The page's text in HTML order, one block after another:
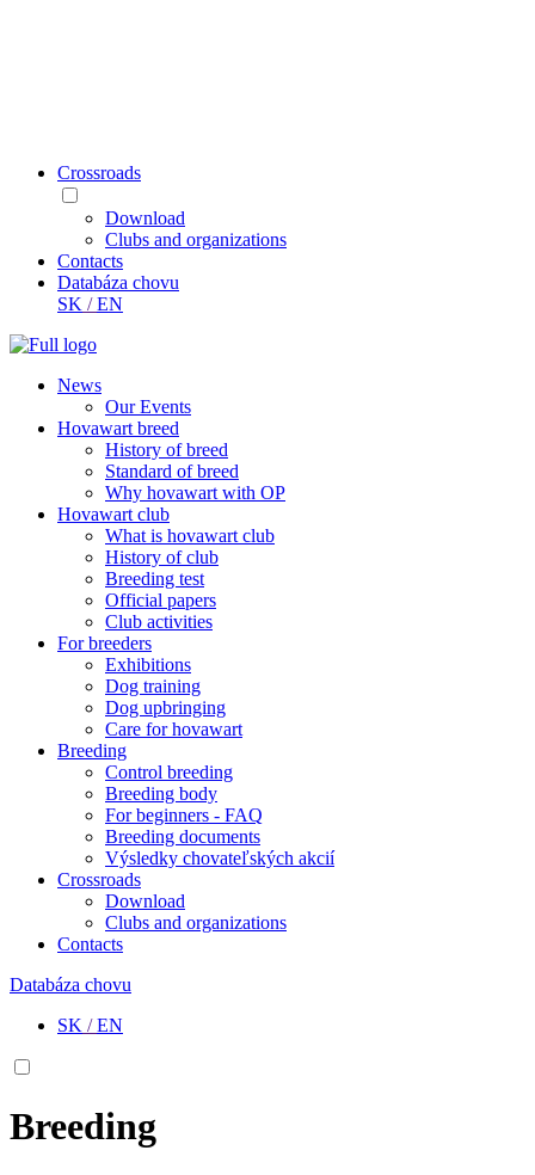
Crossroads
Download
Clubs and organizations
Contacts
Databáza chovu
SK /EN
News
Our Events
Hovawart breed
History of breed
Standard of breed
Why hovawart with OP
Hovawart club
What is hovawart club
History of club
Breeding test
Official papers
Club activities
For breeders
Exhibitions
Dog training
Dog upbringing
Care for hovawart
Breeding
Control breeding
Breeding body
For beginners - FAQ
Breeding documents
Výsledky chovateľských akcií
Crossroads
Download
Clubs and organizations
Contacts
Databáza chovu
SK /EN
Breeding